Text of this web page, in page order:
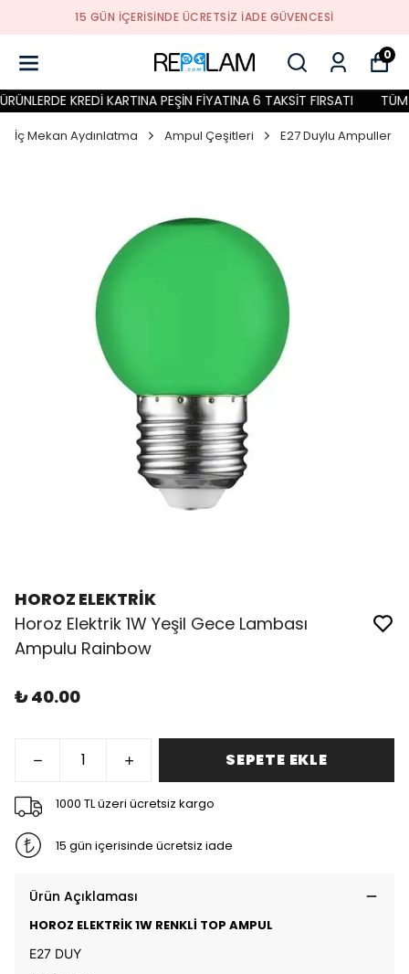
15 GÜN İÇERİSİNDE ÜCRETSİZ İADE GÜVENCESİ
0
KREDİ KARTINA PEŞİN FİYATINA 6 TAKSİT FIRSATI TÜM
İç Mekan Aydınlatma Ampul Çeşitleri E27 Duylu Ampuller
HOROZ ELEKTRİK
Horoz Elektrik 1W Yeşil Gece Lambası
Ampulu Rainbow
₺ 40.00
SEPETE EKLE
1000 TL üzeri ücretsiz kargo
15 gün içerisinde ücretsiz iade
Ürün Açıklaması
HOROZ ELEKTRİK 1W RENKLİ TOP AMPUL
E27 DUY